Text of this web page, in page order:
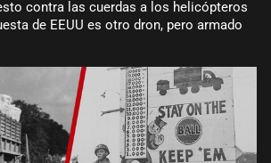
contra las cuerdas a los helicópteros
de EEUU es otro dron, pero armado